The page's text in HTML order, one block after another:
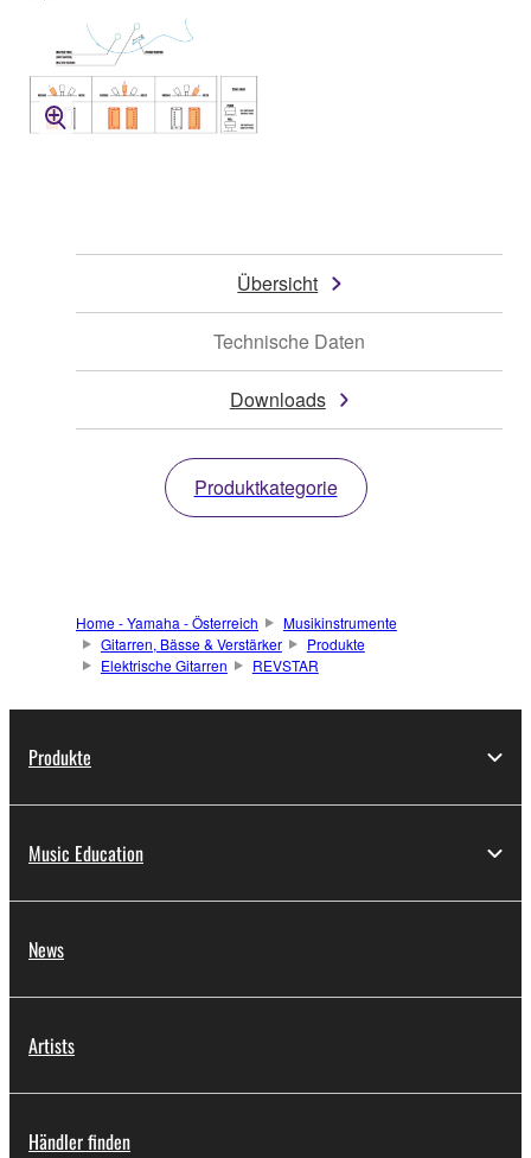
Übersicht
Technische Daten
Downloads
Produktkategorie
Home - Yamaha - Österreich
Musikinstrumente
Gitarren, Bässe & Verstärker
Produkte
Elektrische Gitarren
REVSTAR
Produkte
Music Education
News
Artists
Händler finden